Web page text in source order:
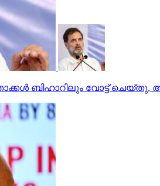
ബിഹാറിലും വോട്ട് ചെയ്തു,